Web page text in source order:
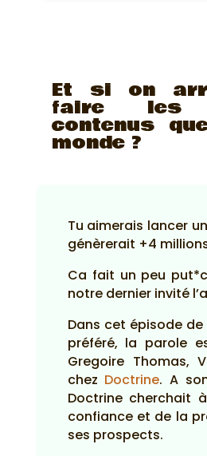
Et si on
faire les
contenus
monde ?
Tu aimerais lancer
génèrerait +4
Ca fait un peu
notre dernier invité
Dans cet épisode
préféré, la parole
Gregoire Thomas,
chez Doctrine. A
Doctrine cherchait
confiance et de la
ses prospects.